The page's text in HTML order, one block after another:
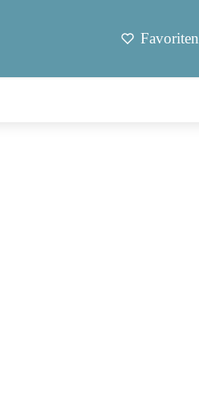
Favoriten